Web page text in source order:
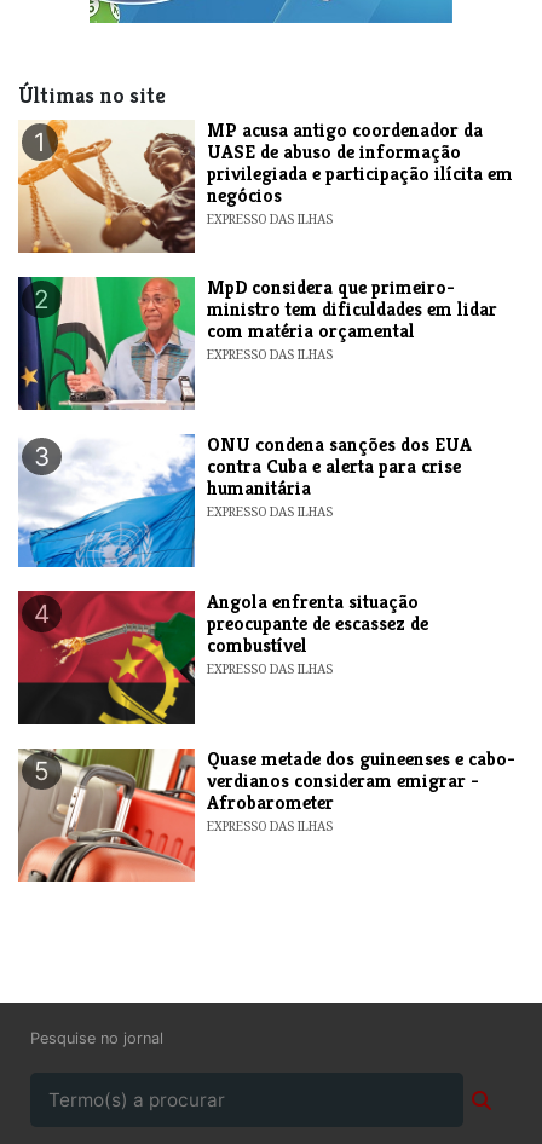
Últimas no site
1
MP acusa antigo coordenador da
UASE de abuso de informação
privilegiada e participação ilícita em
negócios
EXPRESSO DAS ILHAS
2
MpD considera que primeiro-
ministro tem dificuldades em lidar
com matéria orçamental
EXPRESSO DAS ILHAS
3
ONU condena sanções dos EUA
contra Cuba e alerta para crise
humanitária
EXPRESSO DAS ILHAS
4
Angola enfrenta situação
preocupante de escassez de
combustível
EXPRESSO DAS ILHAS
5
Quase metade dos guineenses e cabo-
verdianos consideram emigrar -
Afrobarometer
EXPRESSO DAS ILHAS
Pesquise no jornal